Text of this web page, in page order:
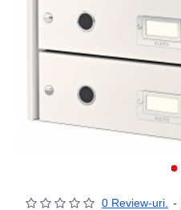
0 Review-uri. -